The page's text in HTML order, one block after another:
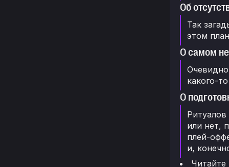
Об
Так
этом
О самом
какого-
О
или нет,
плей-
и,